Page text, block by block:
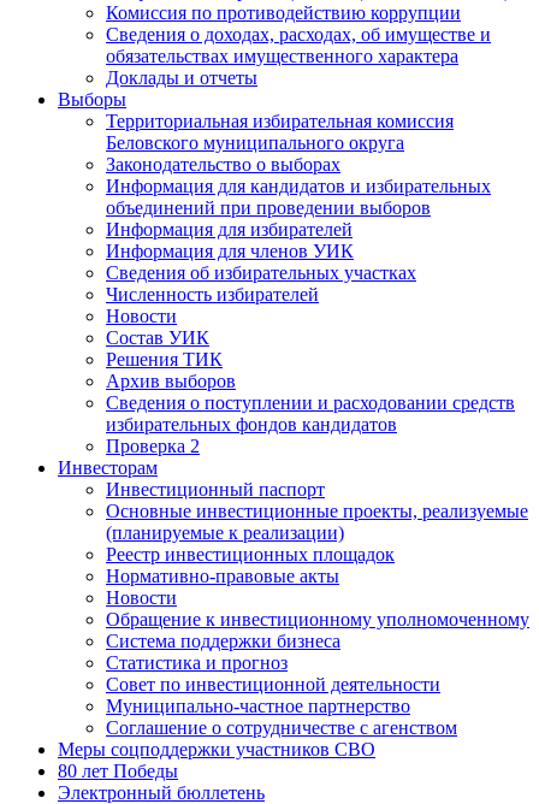
Комиссия по противодействию коррупции
Сведения о доходах, расходах, об имуществе и
обязательствах имущественного характера
Доклады и отчеты
Выборы
Территориальная избирательная комиссия
Беловского муниципального округа
Законодательство о выборах
Информация для кандидатов и избирательных
объединений при проведении выборов
Информация для избирателей
Информация для членов УИК
Сведения об избирательных участках
Численность избирателей
Новости
Состав УИК
Решения ТИК
Архив выборов
Сведения о поступлении и расходовании средств
избирательных фондов кандидатов
Проверка 2
Инвесторам
Инвестиционный паспорт
Основные инвестиционные проекты, реализуемые
(планируемые к реализации)
Реестр инвестиционных площадок
Нормативно-правовые акты
Новости
Обращение к инвестиционному уполномоченному
Система поддержки бизнеса
Статистика и прогноз
Совет по инвестиционной деятельности
Муниципально-частное партнерство
Соглашение о сотрудничестве с агенством
Меры соцподдержки участников СВО
80 лет Победы
Электронный бюллетень